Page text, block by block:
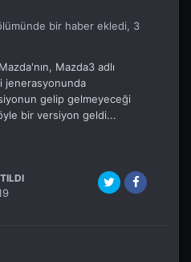
bir haber ekledi, 3
Mazda3 adlı
jenerasyonunda
gelip gelmeyeceği
bir versiyon geldi...